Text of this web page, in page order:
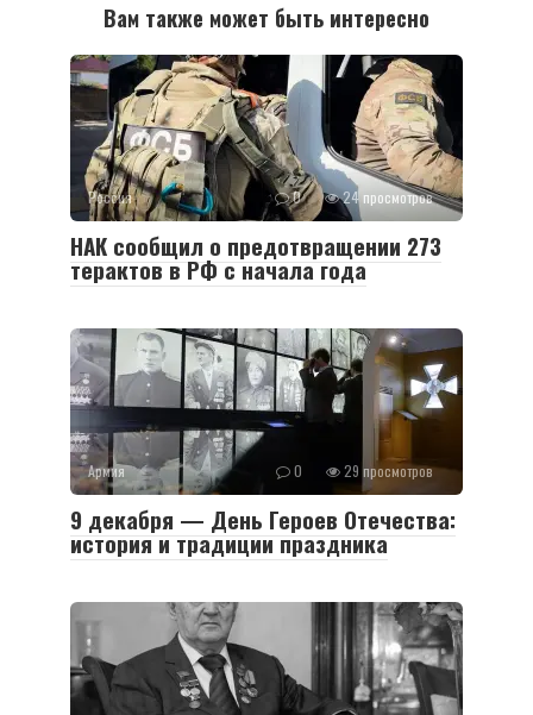
Вам также может быть интересно
Россия 0 24 просмотров
НАК сообщил о предотвращении 273
терактов в РФ с начала года
Армия 0 29 просмотров
9 декабря — День Героев Отечества:
история и традиции праздника